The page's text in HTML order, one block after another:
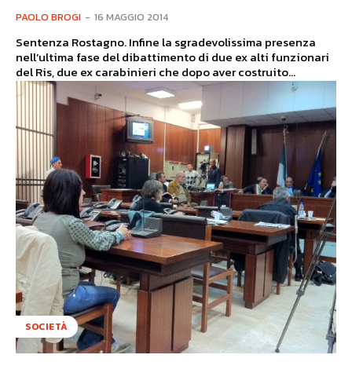
PAOLO BROGI - 16 MAGGIO 2014
Sentenza Rostagno. Infine la sgradevolissima presenza
nell’ultima fase del dibattimento di due ex alti funzionari
del Ris, due ex carabinieri che dopo aver costruito...
SOCIETÀ